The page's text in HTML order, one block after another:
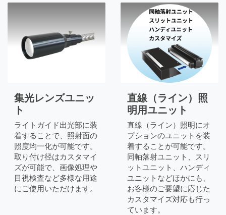
集光レンズユニッ
ト
ライトガイド出光部に装
着することで、照射面の
照度均一化が可能です。
取り付け径はカスタマイ
ズが可能で、画像処理や
目視検査など多様な用途
にご使用いただけます。
直線（ライン）照
明用ユニット
直線（ライン）照明にオ
プションのユニットを装
着することが可能です。
同軸落射ユニット、スリ
ットユニット、ハンディ
ユニットなどほかにも、
お客様のご要望に応じた
カスタマイズ対応も行っ
ています。